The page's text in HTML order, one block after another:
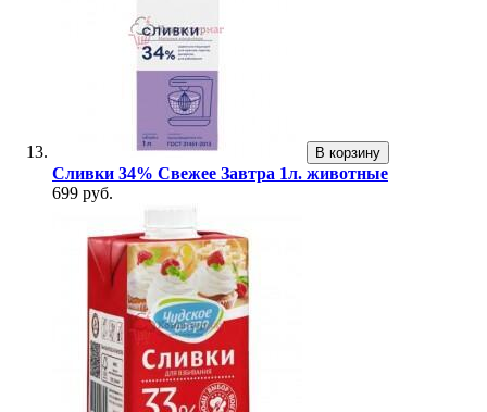
В корзину
Сливки 34% Свежее Завтра 1л. животные
699 руб.